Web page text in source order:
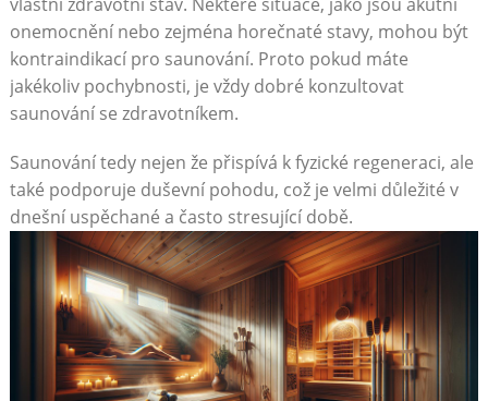
onemocnění nebo zejména horečnaté stavy, mohou být
kontraindikací pro saunování. Proto pokud máte
jakékoliv pochybnosti, je vždy dobré konzultovat
saunování se zdravotníkem.
Saunování tedy nejen že přispívá k fyzické regeneraci, ale
také podporuje duševní pohodu, což je velmi důležité v
dnešní uspěchané a často stresující době.